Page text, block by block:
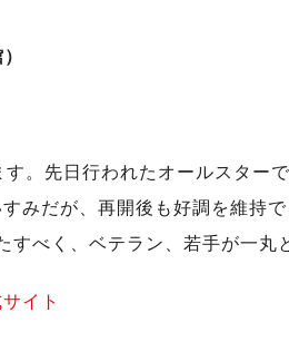
。先日行われたオールスター
みだが、再開後も好調を維持
べく、ベテラン、若手が一丸
イト